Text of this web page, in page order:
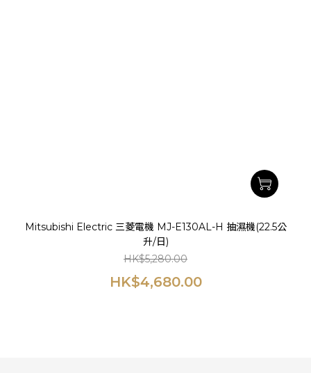
Mitsubishi Electric 三菱電機 MJ-E130AL-H 抽濕機(22.5公
升/日)
HK$5,280.00
HK$4,680.00